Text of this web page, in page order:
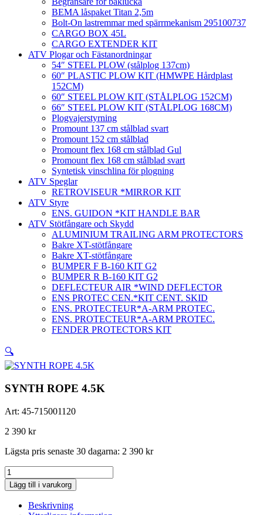
BEMA låspaket Titan 2,5m
Bolt-On lastremmar med spärrmekanism 295100737
CARGO BOX 45L
CARGO EXTENDER KIT
ATV Plogar och Fästanordningar
54″ STEEL PLOW (stålplog 137cm)
60″ PLASTIC PLOW KIT (HMWPE Hårdplast
152CM)
60″ STEEL PLOW KIT (STÅLPLOG 152CM)
66″ STEEL PLOW KIT (STÅLPLOG 168CM)
Plogvajerstyrning
Promount 137 cm stålblad svart
Promount 152 cm stålblad
Promount flex 168 cm stålblad Gul
Promount flex 168 cm stålblad svart
Syntetisk vinschlina för plogning
ATV Speglar
RETROVISEUR *MIRROR KIT
ATV Styre
ENS. GUIDON *KIT HANDLE BAR
ATV Stötfångare och Skydd
ALUMINIUM TRAILING ARM PROTECTORS
Bakre XT-stötfångare
Bakre XT-stötfångare
BUMPER F B-160 KIT G2
BUMPER R B-160 KIT G2
DEFLECTEUR AIR *WIND DEFLECTOR
ENS PROTEC CEN.*KIT CENT. SKID
ENS. PROTECTEUR*A-ARM PROTEC.
ENS. PROTECTEUR*A-ARM PROTEC.
FENDER PROTECTORS KIT
🔍
SYNTH ROPE 4.5K
Art: 45-715001120
2 390 kr
Lägsta pris senaste 30 dagarna: 2 390 kr
SYNTH
ROPE
4.5K
mängd
Lägg till i varukorg
Beskrivning